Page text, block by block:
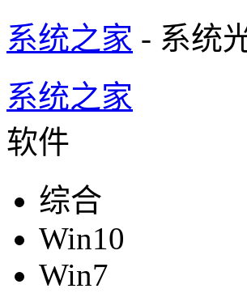
系统之家 - 系统
系统之家
软件
综合
Win10
Win7